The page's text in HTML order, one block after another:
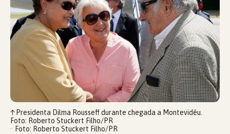
↑Presidenta Dilma Rousseff durante chegada a Montevidéu.
Foto: Roberto Stuckert Filho/PR
Foto: Roberto Stuckert Filho/PR